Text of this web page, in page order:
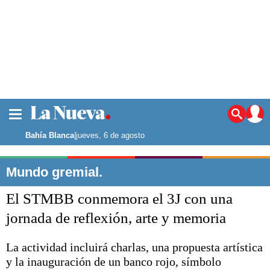
Noticias
La ciudad
Punta Alta
El mundo
Opinión
Deportes
Escenario Olímpico
Liga del Sur
Bahía Blanca|jueves, 6 de agosto
Mundo gremial.
El STMBB conmemora el 3J con una
jornada de reflexión, arte y memoria
La actividad incluirá charlas, una propuesta artística
y la inauguración de un banco rojo, símbolo